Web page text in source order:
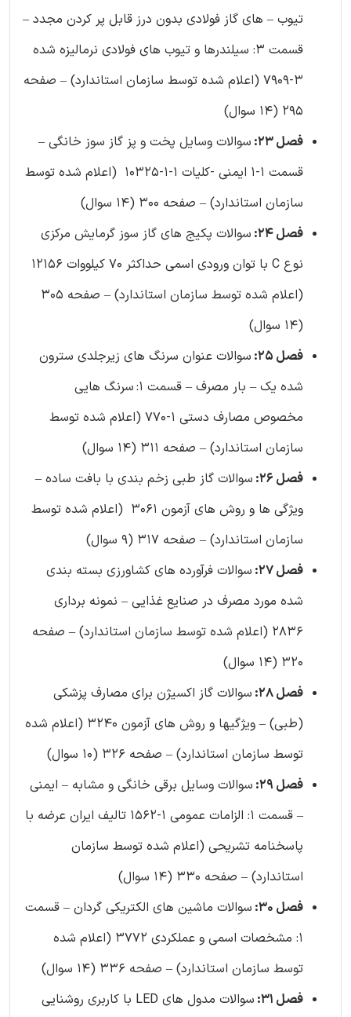
تیوب – های گاز فولادی بدون درز قابل پر کردن مجدد –
قسمت 3: سیلندرها و تیوب های فولادی نرمالیزه شده
3-7909 (اعلام شده توسط سازمان استاندارد) – صفحه
295 (14 سوال)
فصل 23:
سوالات وسایل پخت و پز گاز سوز خانگی –
قسمت 1-1 ایمنی -کلیات 1-1-10325 (اعلام شده توسط
سازمان استاندارد) – صفحه 300 (14 سوال)
فصل 24:
سوالات پکیج های گاز سوز گرمایش مرکزی
نوع C با توان ورودی اسمی حداکثر 70 کیلووات 12156
(اعلام شده توسط سازمان استاندارد) – صفحه 305
(14 سوال)
فصل 25:
سوالات عنوان سرنگ های زیرجلدی سترون
شده یک – بار مصرف – قسمت 1:
سرنگ هایی
مخصوص مصارف دستی 1-770 (اعلام شده توسط
سازمان استاندارد) – صفحه 311 (14 سوال)
فصل 26:
سوالات گاز طبی زخم‌ بندی با بافت ساده –
ویژگی‌ ها و روش‌ های آزمون 3061 (اعلام شده توسط
سازمان استاندارد) – صفحه 317 (9 سوال)
فصل 27:
سوالات فرآورده های کشاورزی بسته بندی
شده مورد مصرف در صنایع غذایی – نمونه برداری
2836 (اعلام شده توسط سازمان استاندارد) – صفحه
320 (14 سوال)
فصل 28:
سوالات گاز اکسیژن برای مصارف پزشکی
(طبی) – ویژگیها و روش‌ های آزمون 3240 (اعلام شده
توسط سازمان استاندارد) – صفحه 326 (10 سوال)
فصل 29:
سوالات وسایل برقی خانگی و مشابه – ایمنی
– قسمت 1: الزامات عمومی 1-1562 تالیف ایران عرضه با
پاسخنامه تشریحی (اعلام شده توسط سازمان
استاندارد) – صفحه 330 (14 سوال)
فصل 30:
سوالات ماشین ‌های الکتریکی گردان – قسمت
1: مشخصات اسمی و عملکردی 3772 (اعلام شده
توسط سازمان استاندارد) – صفحه 336 (14 سوال)
فصل 31:
سوالات مدول های LED با کاربری روشنایی